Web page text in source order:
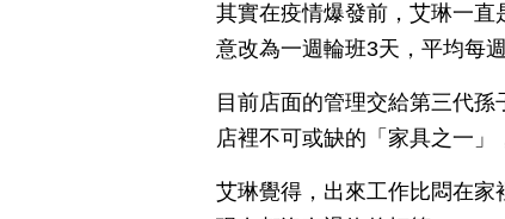
其實在疫情爆發前，艾琳一直
意改為一週輪班3天，平均每
目前店面的管理交給第三代
店裡不可或缺的「家具之一」
艾琳覺得，出來工作比悶在家